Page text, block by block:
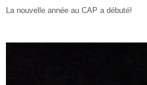
La nouvelle année au CAP a débuté!